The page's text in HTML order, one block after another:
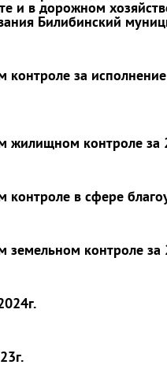
и в дорожном
Билибинский
за
жилищном контроле за
в сфере
контроле за